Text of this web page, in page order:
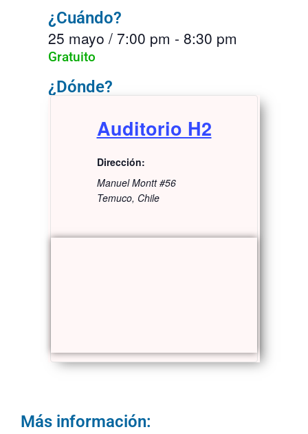
¿Cuándo?
25 mayo / 7:00 pm - 8:30 pm
Gratuito
¿Dónde?
Auditorio H2
Dirección:
Manuel Montt #56
Temuco, Chile
Más información: